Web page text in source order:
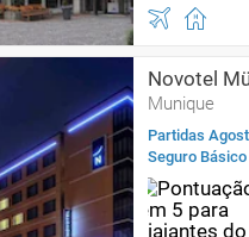
Novotel
Munique
Partidas
Seguro